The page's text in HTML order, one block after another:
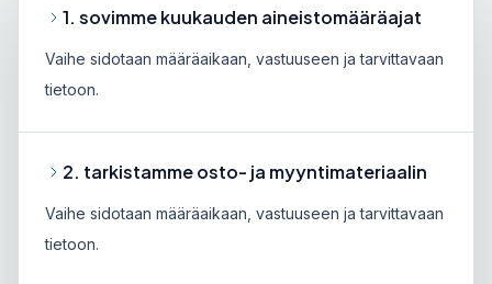
1. sovimme kuukauden aineistomääräajat
Vaihe sidotaan määräaikaan, vastuuseen ja tarvittavaan
tietoon.
2. tarkistamme osto- ja myyntimateriaalin
Vaihe sidotaan määräaikaan, vastuuseen ja tarvittavaan
tietoon.